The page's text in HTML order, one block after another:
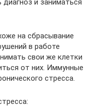
на сбрасывание
в работе
свои же клетки
от них. Иммунные
стресса.